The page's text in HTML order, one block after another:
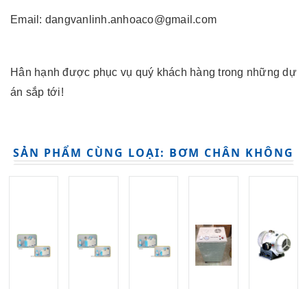
Email: dangvanlinh.anhoaco@gmail.com
Hân hạnh được phục vụ quý khách hàng trong những dự
án sắp tới!
SẢN PHẨM CÙNG LOẠI: BƠM CHÂN KHÔNG